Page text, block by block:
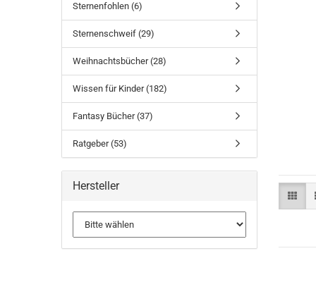
Sternenfohlen (6)
Sternenschweif (29)
Weihnachtsbücher (28)
Wissen für Kinder (182)
Fantasy Bücher (37)
Ratgeber (53)
Hersteller